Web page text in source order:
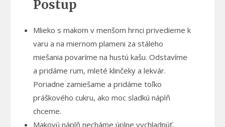
Postup
Mlieko s makom v menšom hrnci privedieme k
varu a na miernom plameni za stáleho
miešania povaríme na hustú kašu. Odstavíme
a pridáme rum, mleté klinčeky a lekvár.
Poriadne zamiešame a pridáme toľko
práškového cukru, ako moc sladkú náplň
chceme.
Makovú náplň necháme úplne vychladnúť.